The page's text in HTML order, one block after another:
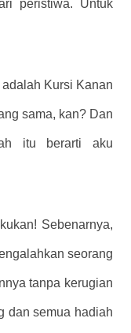
peristiwa. Untuk
Kursi Kanan
sama, kan? Dan
itu berarti aku
Sebenarnya,
seorang
tanpa kerugian
dan semua hadiah